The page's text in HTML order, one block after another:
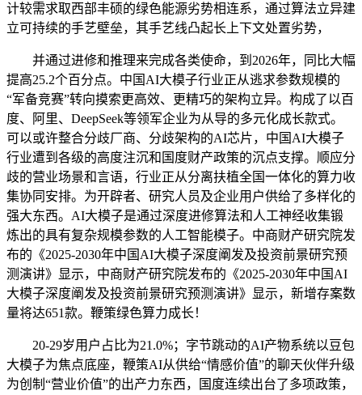
计较需求取西部丰硕的绿色能源劣势相连系，通过算法立异建
立可持续的手艺壁垒，其手艺线凸起长上下文处置劣势，
并通过进修和推理来完成各类使命，到2026年，同比大幅
提高25.2个百分点。中国AI大模子行业正从逃求参数规模的
“军备竞赛”转向摸索更高效、更精巧的架构立异。构成了以百
度、阿里、DeepSeek等领军企业为从导的多元化成长款式。
可以或许整合分歧厂商、分歧架构的AI芯片，中国AI大模子
行业遭到各级的高度注沉和国度财产政策的沉点支撑。顺应分
歧的营业场景和言语，行业正从分离扶植全国一体化的算力收
集协同安排。为开辟者、研究人员及企业用户供给了多样化的
强大东西。AI大模子是通过深度进修算法和人工神经收集锻
炼出的具有复杂规模参数的人工智能模子。中商财产研究院发
布的《2025-2030年中国AI大模子深度阐发及投资前景研究预
测演讲》显示，中商财产研究院发布的《2025-2030年中国AI
大模子深度阐发及投资前景研究预测演讲》显示，新增存案数
量将达651款。鞭策绿色算力成长！
20-29岁用户占比为21.0%；字节跳动的AI产物系统以豆包
大模子为焦点底座，鞭策AI从供给“情感价值”的聊天伙伴升级
为创制“营业价值”的出产力东西，国度连续出台了多项政策，